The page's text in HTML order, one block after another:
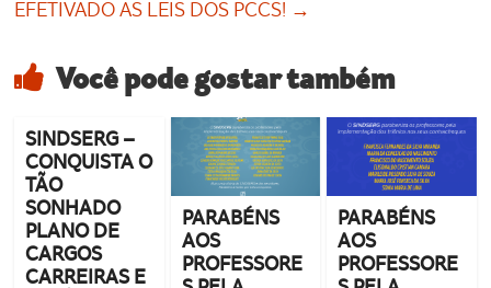
EFETIVADO AS LEIS DOS PCCS! →
Você pode gostar também
SINDSERG –
CONQUISTA O
TÃO
SONHADO
PLANO DE
CARGOS
CARREIRAS E
PARABÉNS
AOS
PROFESSORE
PARABÉNS
AOS
PROFESSORE